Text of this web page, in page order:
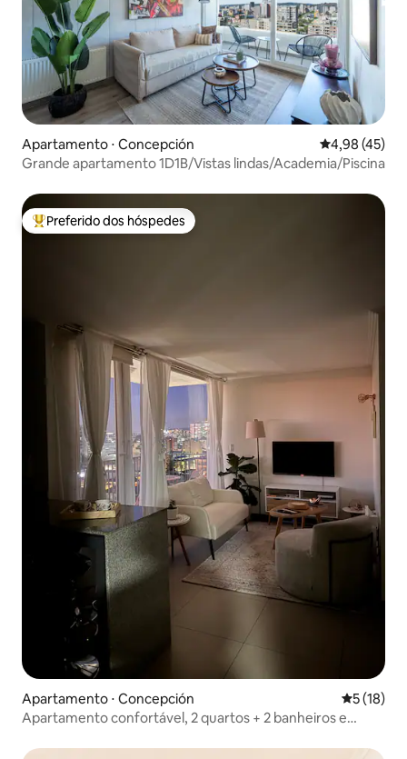
Apartamento ⋅ Concepción 4,98 de uma
4,98 (45)
Grande apartamento 1D1B/Vistas lindas/Academia/Piscina
Entre os melhores preferidos dos hóspedes
Preferido dos hóspedes
Apartamento ⋅ Concepción 5 de uma
5 (18)
Apartamento confortável, 2 quartos + 2 banheiros e